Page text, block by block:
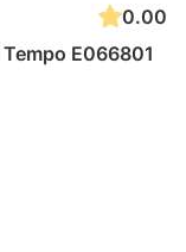
0.00
E066801